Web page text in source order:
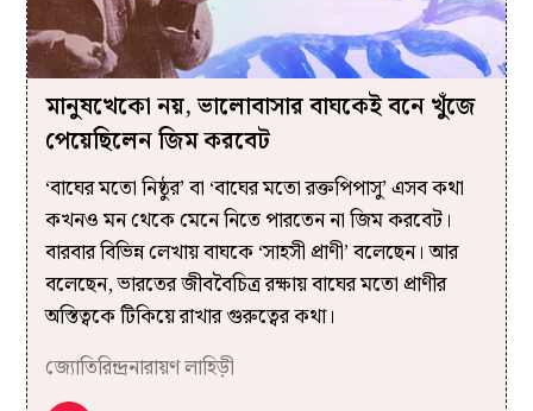
মানুষখেকো নয়, ভালোবাসার বাঘকেই বনে খুঁজে
পেয়েছিলেন জিম করবেট
‘বাঘের মতো নিষ্ঠুর’ বা ‘বাঘের মতো রক্তপিপাসু’ এসব কথা
কখনও মন থেকে মেনে নিতে পারতেন না জিম করবেট।
বারবার বিভিন্ন লেখায় বাঘকে ‘সাহসী প্রাণী’ বলেছেন। আর
বলেছেন, ভারতের জীববৈচিত্র রক্ষায় বাঘের মতো প্রাণীর
অস্তিত্বকে টিকিয়ে রাখার গুরুত্বের কথা।
জ্যোতিরিন্দ্রনারায়ণ লাহিড়ী